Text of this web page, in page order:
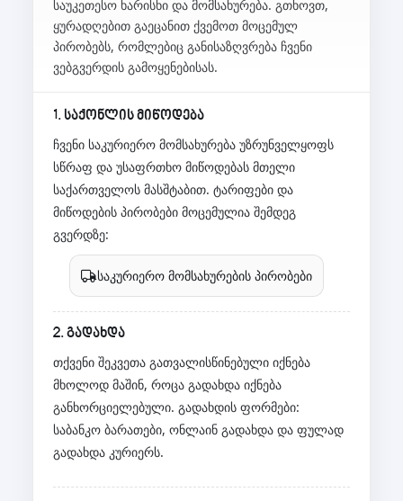
საუკეთესო ხარისხი და მომსახურება. გთხოვთ,
ყურადღებით გაეცანით ქვემოთ მოცემულ
პირობებს, რომლებიც განისაზღვრება ჩვენი
ვებგვერდის გამოყენებისას.
1. საქონლის მიწოდება
ჩვენი საკურიერო მომსახურება უზრუნველყოფს
სწრაფ და უსაფრთხო მიწოდებას მთელი
საქართველოს მასშტაბით. ტარიფები და
მიწოდების პირობები მოცემულია შემდეგ
გვერდზე:
საკურიერო მომსახურების პირობები
2. გადახდა
თქვენი შეკვეთა გათვალისწინებული იქნება
მხოლოდ მაშინ, როცა გადახდა იქნება
განხორციელებული. გადახდის ფორმები:
საბანკო ბარათები, ონლაინ გადახდა და ფულად
გადახდა კურიერს.